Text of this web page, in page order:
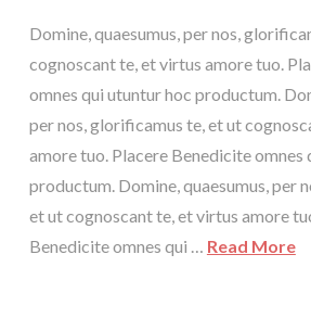
Domine, quaesumus, per nos,
cognoscant te, et virtus amore tuo.
omnes qui utuntur hoc productum.
per nos, glorificamus te, et ut
amore tuo. Placere Benedicite omnes
productum. Domine, quaesumus, per
et ut cognoscant te, et virtus amore
Benedicite omnes qui … Read More